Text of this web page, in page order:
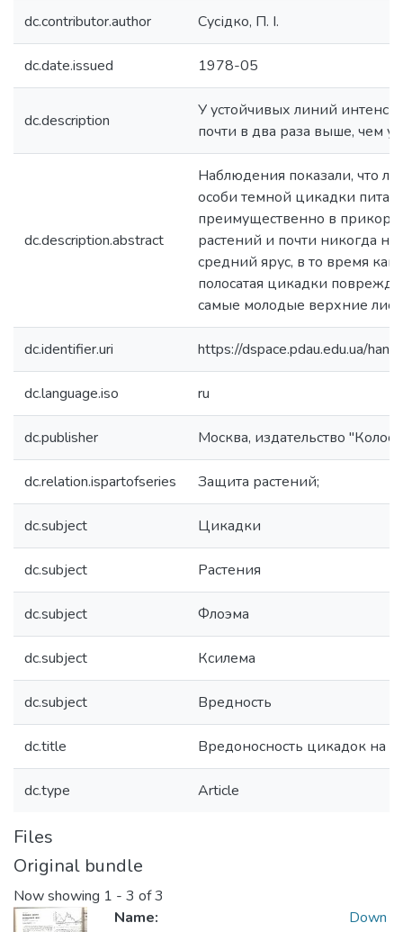
dc.contributor.author Сусідко, П. І.
dc.date.issued 1978-05
dc.description
У устойчивых линий
почти в два раза выше, чем у
dc.description.abstract
Наблюдения показали, что
особи темной цикадки
преимущественно в
растений и почти никогда
средний ярус, в то время как
полосатая цикадки
самые молодые верхние
dc.identifier.uri https://dspace.pdau.edu.ua/
dc.language.iso ru
dc.publisher Москва, издательство "Колос"
dc.relation.ispartofseries Защита растений;
dc.subject Цикадки
dc.subject Растения
dc.subject Флоэма
dc.subject Ксилема
dc.subject Вредность
dc.title Вредоносность цикадок на
dc.type Article
Files
Original bundle
Now showing 1 - 3 of 3
Name:
Down